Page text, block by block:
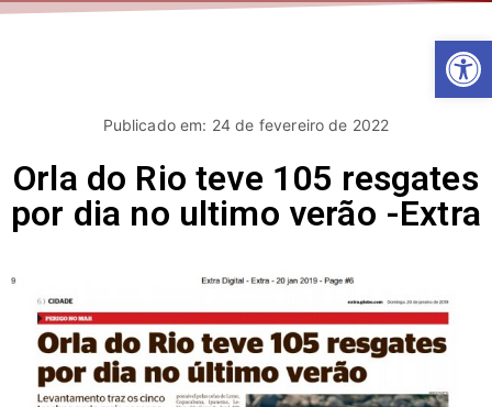
Publicado em: 24 de fevereiro de 2022
Orla do Rio teve 105 resgates
por dia no ultimo verão -Extra